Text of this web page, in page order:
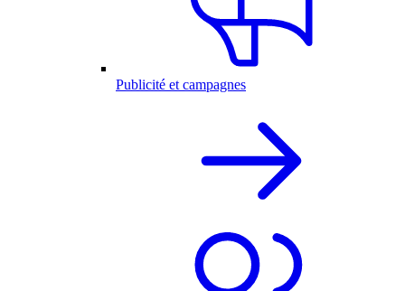
Publicité et campagnes